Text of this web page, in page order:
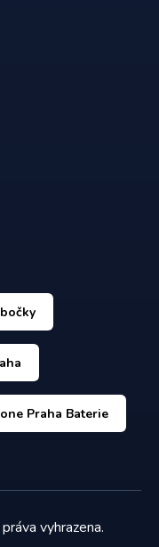
Praha Baterie
vyhrazena.